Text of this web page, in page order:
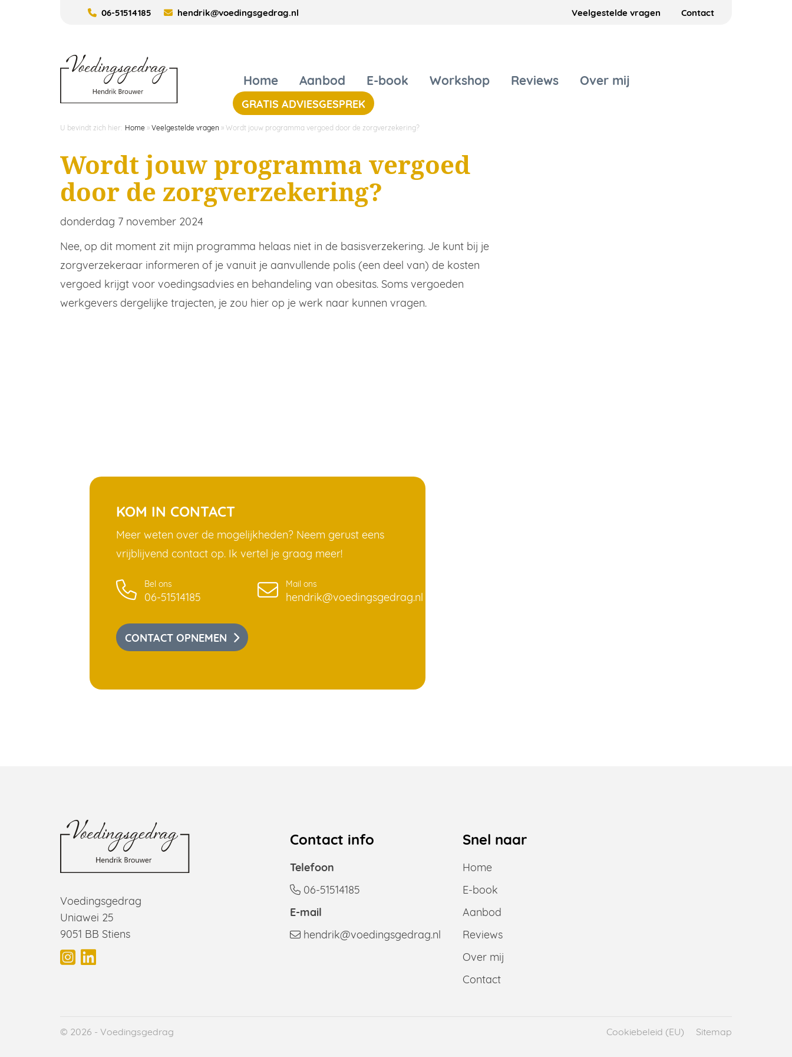
06-51514185 hendrik@voedingsgedrag.nl Veelgestelde vragen Contact
Home Aanbod E-book Workshop Reviews Over mij
GRATIS ADVIESGESPREK
U bevindt zich hier: Home »Veelgestelde vragen »Wordt jouw programma vergoed door de zorgverzekering?
Wordt jouw programma vergoed
door de zorgverzekering?
donderdag 7 november 2024
Nee, op dit moment zit mijn programma helaas niet in de basisverzekering. Je kunt bij je
zorgverzekeraar informeren of je vanuit je aanvullende polis (een deel van) de kosten
vergoed krijgt voor voedingsadvies en behandeling van obesitas. Soms vergoeden
werkgevers dergelijke trajecten, je zou hier op je werk naar kunnen vragen.
KOM IN CONTACT
Meer weten over de mogelijkheden? Neem gerust eens
vrijblijvend contact op. Ik vertel je graag meer!
Bel ons
06-51514185
Mail ons
hendrik@voedingsgedrag.nl
CONTACT OPNEMEN
Voedingsgedrag
Uniawei 25
9051 BB Stiens
Contact info
Telefoon
06-51514185
E-mail
hendrik@voedingsgedrag.nl
Snel naar
Home
E-book
Aanbod
Reviews
Over mij
Contact
© 2026 - Voedingsgedrag Cookiebeleid (EU) Sitemap